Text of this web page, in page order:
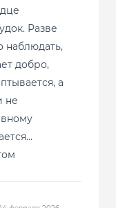
Разве
наблюдать,
добро,
а
не